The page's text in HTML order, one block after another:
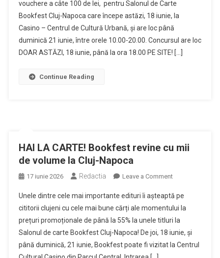
Cultural
pune
la
bătaie
5
vouchere a câte 100 de lei, pentru Salonul de Carte
Bookfest Cluj-Napoca care începe astăzi, 18 iunie, la
Casino – Centrul de Cultură Urbană, și are loc până
duminică 21 iunie, între orele 10.00-20.00. Concursul are loc
DOAR ASTĂZI, 18 iunie, până la ora 18.00 PE SITE! […]
Continue Reading
HAI LA CARTE! Bookfest revine cu mii
de volume la Cluj-Napoca
17 iunie 2026 Redactia Leave a Commenton
LA
CARTE!
Bookfest
revine
cu
Unele dintre cele mai importante edituri îi așteaptă pe
cititorii clujeni cu cele mai bune cărți ale momentului la
prețuri promoționale de până la 55% la unele titluri la
Salonul de carte Bookfest Cluj-Napoca! De joi, 18 iunie, și
până duminică, 21 iunie, Bookfest poate fi vizitat la Centrul